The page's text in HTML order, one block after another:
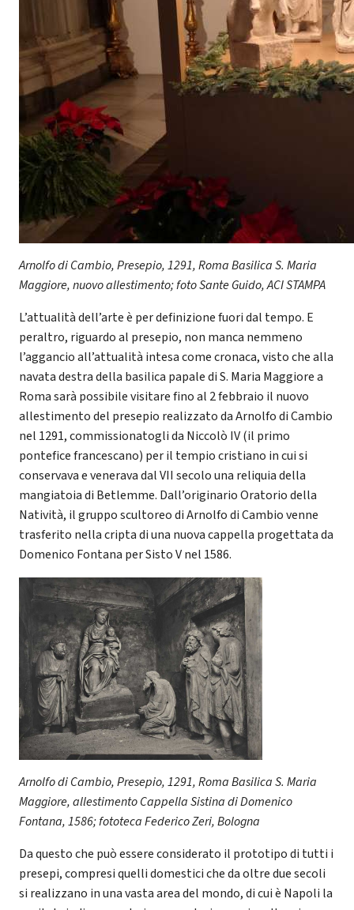
Arnolfo di Cambio,Presepio, 1291, Roma Basilica S. Maria
Maggiore, nuovo allestimento; foto Sante Guido, ACI STAMPA
L’attualità dell’arte è per definizione fuori dal tempo. E
peraltro, riguardo al presepio, non manca nemmeno
l’aggancio all’attualità intesa come cronaca, visto che alla
navata destra della basilica papale di S. Maria Maggiore a
Roma sarà possibile visitare fino al 2 febbraio il nuovo
allestimento del presepio realizzato da Arnolfo di Cambio
nel 1291, commissionatogli da Niccolò IV (il primo
pontefice francescano) per il tempio cristiano in cui si
conservava e venerava dal VII secolo una reliquia della
mangiatoia di Betlemme. Dall’originario Oratorio della
Natività, il gruppo scultoreo di Arnolfo di Cambio venne
trasferito nella cripta di una nuova cappella progettata da
Domenico Fontana per Sisto V nel 1586.
Arnolfo di Cambio, Presepio, 1291, Roma Basilica S. Maria
Maggiore, allestimento Cappella Sistina di Domenico
Fontana, 1586; fototeca Federico Zeri, Bologna
Da questo che può essere considerato il prototipo di tutti i
presepi, compresi quelli domestici che da oltre due secoli
si realizzano in una vasta area del mondo, di cui è Napoli la